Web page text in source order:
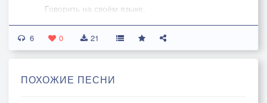
Говорить на своём языке.
Я ловлю нераздавшийся звук
И рисую огнём на воде…
Оставляет меня в пустоте.
6 0 21
ПОХОЖИЕ ПЕСНИ